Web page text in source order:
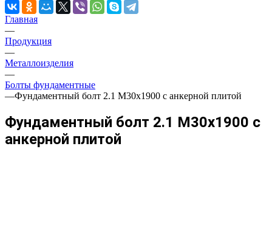
Главная
—
Продукция
—
Металлоизделия
—
Болты фундаментные
—Фундаментный болт 2.1 М30х1900 с анкерной плитой
Фундаментный болт 2.1 М30х1900 с
анкерной плитой